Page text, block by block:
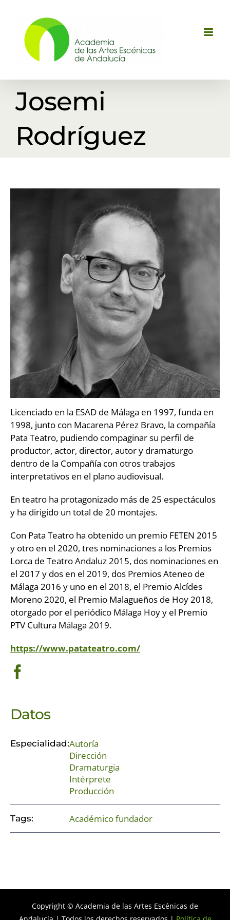
contenido
Josemi
Rodríguez
Licenciado en la ESAD de Málaga en 1997, funda en
1998, junto con Macarena Pérez Bravo, la compañía
Pata Teatro, pudiendo compaginar su perfil de
productor, actor, director, autor y dramaturgo
dentro de la Compañía con otros trabajos
interpretativos en el plano audiovisual.
En teatro ha protagonizado más de 25 espectáculos
y ha dirigido un total de 20 montajes.
Con Pata Teatro ha obtenido un premio FETEN 2015
y otro en el 2020, tres nominaciones a los Premios
Lorca de Teatro Andaluz 2015, dos nominaciones en
el 2017 y dos en el 2019, dos Premios Ateneo de
Málaga 2016 y uno en el 2018, el Premio Alcídes
Moreno 2020, el Premio Malagueños de Hoy 2018,
otorgado por el periódico Málaga Hoy y el Premio
PTV Cultura Málaga 2019.
https://www.patateatro.com/
Datos
Especialidad:Autoría
Dirección
Dramaturgia
Intérprete
Producción
Tags: Académico fundador
Copyright © Academia de las Artes Escénicas de